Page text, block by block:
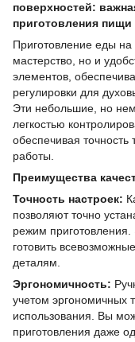
поверхностей:
приготовления пищи
Приготовление еды на
мастерство, но и
элементов,
регулировки для
Эти небольшие, но
легкостью
обеспечивая
работы.
Преимущества
Точность настроек:
позволяют точно
режим
готовить
деталям.
Эргономичность:
учетом эргономичных
использования. Вы
приготовления даже